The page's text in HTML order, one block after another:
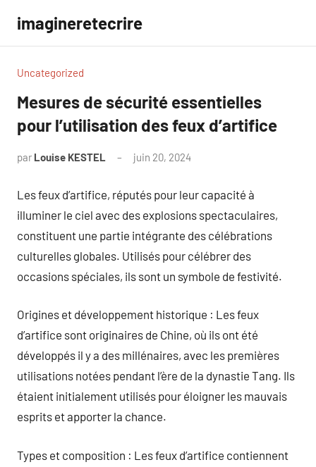
contenu
imagineretecrire
Uncategorized
Mesures de sécurité essentielles
pour l’utilisation des feux d’artifice
par Louise KESTEL juin 20, 2024
Les feux d’artifice, réputés pour leur capacité à
illuminer le ciel avec des explosions spectaculaires,
constituent une partie intégrante des célébrations
culturelles globales. Utilisés pour célébrer des
occasions spéciales, ils sont un symbole de festivité.
Origines et développement historique : Les feux
d’artifice sont originaires de Chine, où ils ont été
développés il y a des millénaires, avec les premières
utilisations notées pendant l’ère de la dynastie Tang. Ils
étaient initialement utilisés pour éloigner les mauvais
esprits et apporter la chance.
Types et composition : Les feux d’artifice contiennent